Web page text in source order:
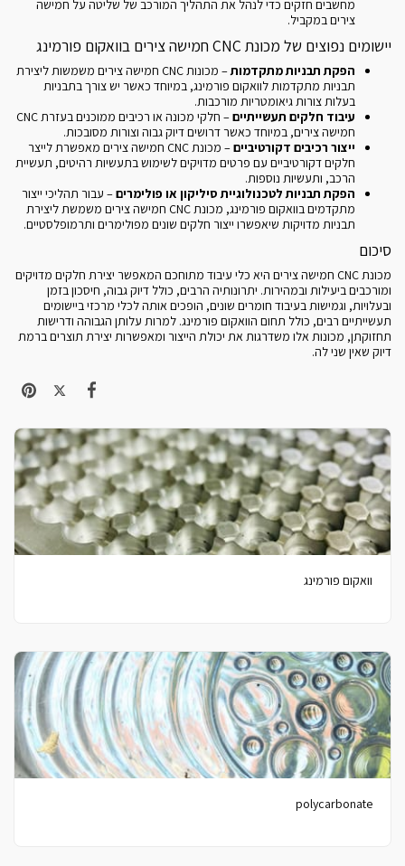
מחשבים חזקים כדי לנהל את התהליך המורכב של שליטה על חמישה
צירים במקביל.
יישומים נפוצים של מכונת CNC חמישה צירים בוואקום פורמינג
הפקת תבניות מתקדמות
– מכונות CNC חמישה צירים משמשות ליצירת
תבניות מתקדמות לוואקום פורמינג, במיוחד כאשר יש צורך בתבניות
בעלות צורות גיאומטריות מורכבות.
עיבוד חלקים תעשייתיים
– חלקי מכונה או רכיבים ממוכנים בעזרת CNC
חמישה צירים, במיוחד כאשר דרושים דיוק גבוה וצורות מסובכות.
ייצור רכיבים דקורטיביים
– מכונת CNC חמישה צירים מאפשרת לייצר
חלקים דקורטיביים עם פרטים מדויקים לשימוש בתעשיות רהיטים, תעשיית
הרכב, ותעשיות נוספות.
הפקת תבניות לטכנולוגיית סיליקון או פולימרים– עבור תהליכי ייצור
מתקדמים בוואקום פורמינג, מכונת CNC חמישה צירים משמשת ליצירת
תבניות מדויקות שיאפשרו ייצור חלקים שונים מפולימרים ותרמופלסטיים.
סיכום
מכונת CNC חמישה צירים היא כלי עיבוד מתוחכם המאפשר יצירת חלקים מדויקים
ומורכבים ביעילות ובמהירות. יתרונותיה הרבים, כולל דיוק גבוה, חיסכון בזמן
ובעלויות, וגמישות בעיבוד חומרים שונים, הופכים אותה לכלי מרכזי ביישומים
תעשייתיים רבים, כולל תחום הוואקום פורמינג. למרות עלותן הגבוהה ודרישות
תחזוקתן, מכונות אלו משדרגות את יכולת הייצור ומאפשרות יצירת תוצרים ברמת
דיוק שאין שני לה.
וואקום פורמינג
polycarbonate